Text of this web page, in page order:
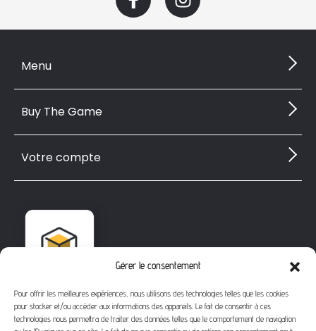
Gérer le consentement
Pour offrir les meilleures expériences, nous utilisons des technologies telles que les cookies
pour stocker et/ou accéder aux informations des appareils. Le fait de consentir à ces
technologies nous permettra de traiter des données telles que le comportement de navigation
Menu
Buy The Game
Votre compte